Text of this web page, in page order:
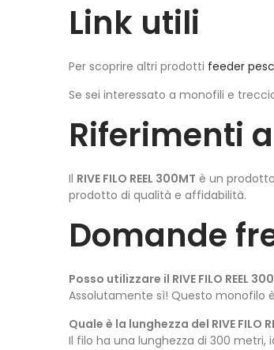
Link utili
Per scoprire altri prodotti feeder
Se sei interessato a monofili e
Riferimenti
Il RIVE FILO REEL 300MT è un
prodotto di qualità e affidabilità.
Domande
Posso utilizzare il RIVE FILO REEL
Assolutamente sì! Questo monofilo
Quale è la lunghezza del RIVE FILO
Il filo ha una lunghezza di 300